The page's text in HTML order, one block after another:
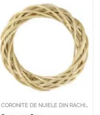
CORONITE DE NUIELE DIN RACHITA